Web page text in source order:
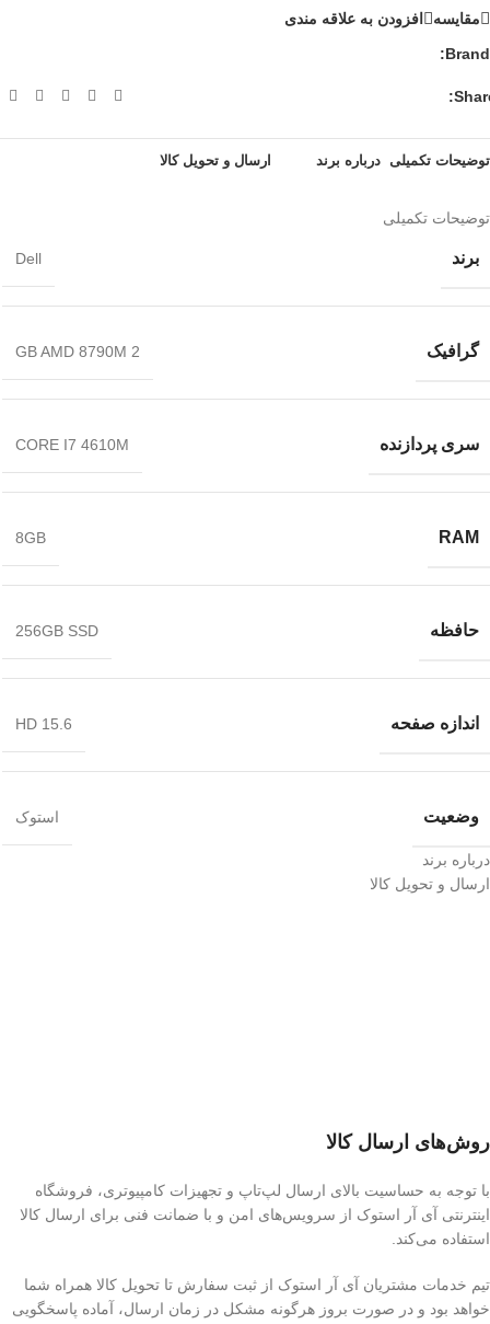
مقايسه افزودن به علاقه مندی
Brand:
توضیحات تکمیلی درباره برند ارسال و تحویل کالا
توضیحات تکمیلی
برند Dell
گرافیک 2 GB AMD 8790M
سری پردازنده CORE I7 4610M
RAM
8GB
حافظه 256GB SSD
اندازه صفحه 15.6 HD
وضعیت استوک
درباره برند
ارسال و تحویل کالا
روش‌های ارسال کالا
با توجه به حساسیت بالای ارسال لپ‌تاپ و تجهیزات کامپیوتری، فروشگاه
اینترنتی آی آر استوک از سرویس‌های امن و با ضمانت فنی برای ارسال کالا
استفاده می‌کند.
تیم خدمات مشتریان آی آر استوک از ثبت سفارش تا تحویل کالا همراه شما
خواهد بود و در صورت بروز هرگونه مشکل در زمان ارسال، آماده پاسخگویی